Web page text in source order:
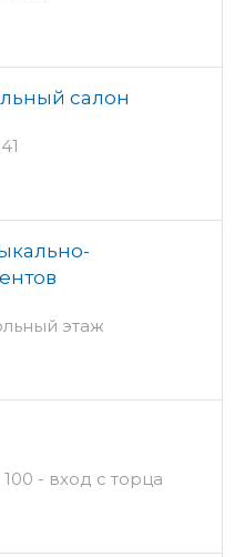
салон
этаж
- вход с торца